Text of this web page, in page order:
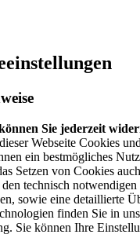
Sie jederzeit
Webseite Cookies
ein bestmögliches
Setzen von Cookies
technisch
sowie eine detaillierte
finden Sie in
Sie können Ihre